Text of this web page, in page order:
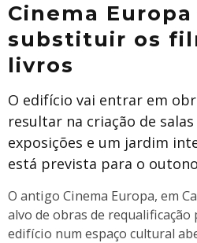
Cinema Europa
substituir os
livros
O edifício vai entrar em
resultar na criação de
exposições e um jardim
está prevista para o
O antigo Cinema Europa, em
alvo de obras de
edifício num espaço cultural